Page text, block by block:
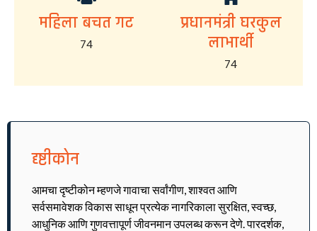
महिला बचत गट
74
प्रधानमंत्री घरकुल
लाभार्थी
74
दृष्टीकोन
आमचा दृष्टीकोन म्हणजे गावाचा सर्वांगीण, शाश्वत आणि
सर्वसमावेशक विकास साधून प्रत्येक नागरिकाला सुरक्षित, स्वच्छ,
आधुनिक आणि गुणवत्तापूर्ण जीवनमान उपलब्ध करून देणे. पारदर्शक,